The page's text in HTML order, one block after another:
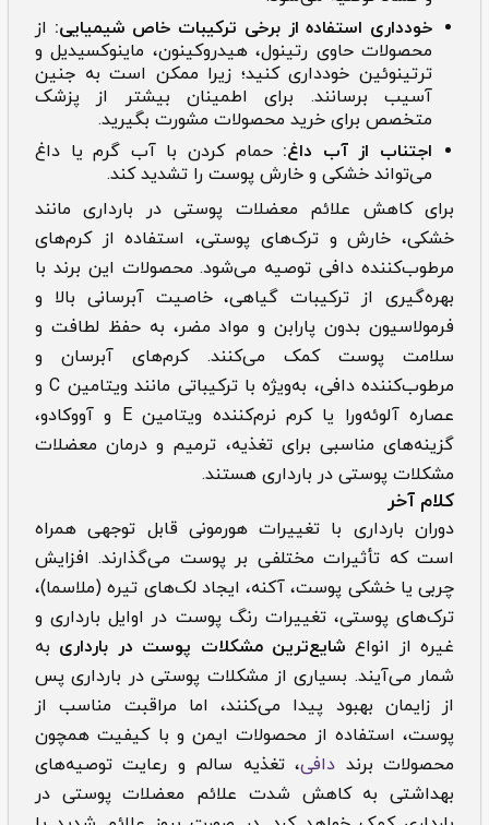
خودداری استفاده از برخی ترکیبات خاص شیمیایی: از
محصولات حاوی رتینول، هیدروکینون، ماینوکسیدیل و
ترتینوئین خودداری کنید؛ زیرا ممکن است به جنین
آسیب برسانند. برای اطمینان بیشتر از پزشک
متخصص برای خرید محصولات مشورت بگیرید.
اجتناب از آب داغ: حمام کردن با آب گرم یا داغ
می‌تواند خشکی و خارش پوست را تشدید کند.
برای کاهش علائم معضلات پوستی در بارداری مانند
خشکی، خارش و ترک‌های پوستی، استفاده از کرم‌های
مرطوب‌کننده دافی توصیه می‌شود. محصولات این برند با
بهره‌گیری از ترکیبات گیاهی، خاصیت آبرسانی بالا و
فرمولاسیون بدون پارابن و مواد مضر، به حفظ لطافت و
سلامت پوست کمک می‌کنند. کرم‌های آبرسان و
مرطوب‌کننده دافی، به‌ویژه با ترکیباتی مانند ویتامین C و
عصاره آلوئه‌ورا یا کرم نرم‌کننده ویتامین E و آووکادو،
گزینه‌های مناسبی برای تغذیه، ترمیم و درمان معضلات
مشکلات پوستی در بارداری هستند.
کلام آخر
دوران بارداری با تغییرات هورمونی قابل توجهی همراه
است که تأثیرات مختلفی بر پوست می‌گذارند. افزایش
چربی یا خشکی پوست، آکنه، ایجاد لک‌های تیره (ملاسما)،
ترک‌های پوستی، تغییرات رنگ پوست در اوایل بارداری و
غیره از انواع شایع‌ترین مشکلات پوست در بارداری به
شمار می‌آیند. بسیاری از ‌‌‌مشکلات پوستی در بارداری پس
از زایمان بهبود پیدا می‌کنند، اما مراقبت مناسب از
پوست، استفاده از محصولات ایمن و با کیفیت همچون
محصولات برند دافی، تغذیه سالم و رعایت توصیه‌های
بهداشتی به کاهش شدت علائم معضلات پوستی در